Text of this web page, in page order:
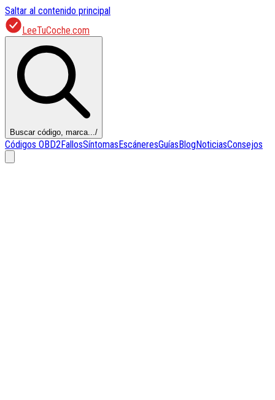
Saltar al contenido principal
LeeTuCoche.com
Buscar código, marca.../
Códigos OBD2FallosSíntomasEscáneresGuíasBlogNoticiasConsejos